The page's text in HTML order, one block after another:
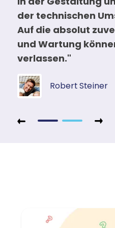
der technischen
Auf die absolut
und Wartung
verlassen."
Robert Steiner